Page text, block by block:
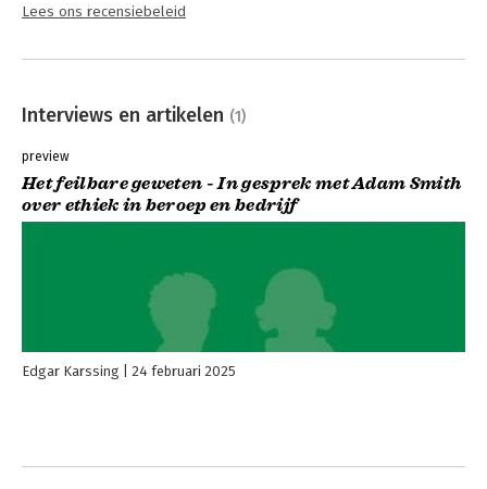
Lees ons recensiebeleid
Interviews en artikelen (1)
preview
Het feilbare geweten - In gesprek met Adam Smith
over ethiek in beroep en bedrijf
Edgar Karssing 24 februari 2025